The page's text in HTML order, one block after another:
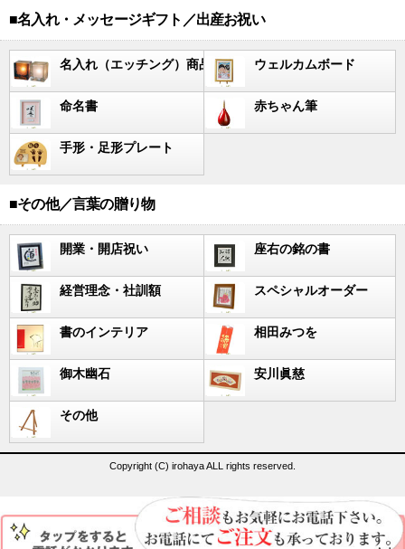
■名入れ・メッセージギフト／出産お祝い
名入れ（エッチング）商品 ウェルカムボード
命名書 赤ちゃん筆
手形・足形プレート
■その他／言葉の贈り物
開業・開店祝い 座右の銘の書
経営理念・社訓額 スペシャルオーダー
書のインテリア 相田みつを
御木幽石 安川眞慈
その他
Copyright (C) irohaya ALL rights reserved.